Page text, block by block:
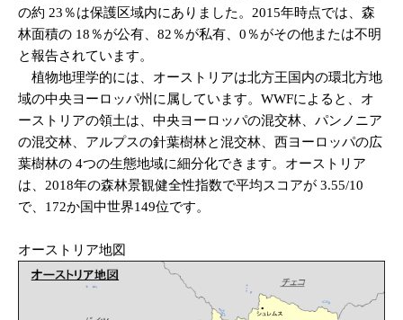
の約 23％は保護区域内にありました。2015年時点では、森
林面積の 18％が公有、82％が私有、0％がその他または不明
と報告されています。
植物地理学的には、オーストリアは北方王国内の環北方地
域の中央ヨーロッパ州に属しています。WWFによると、オ
ーストリアの領土は、中央ヨーロッパの混交林、パンノニア
の混交林、アルプスの針葉樹林と混交林、西ヨーロッパの広
葉樹林の 4つの生態地域に細分化できます。オーストリア
は、2018年の森林景観健全性指数で平均スコアが 3.55/10
で、172か国中世界149位です。
オーストリア地図